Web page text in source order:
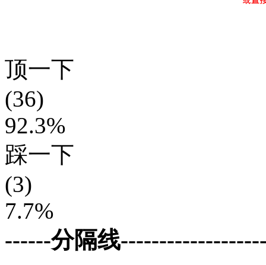
顶一下
(36)
92.3%
踩一下
(3)
7.7%
------分隔线